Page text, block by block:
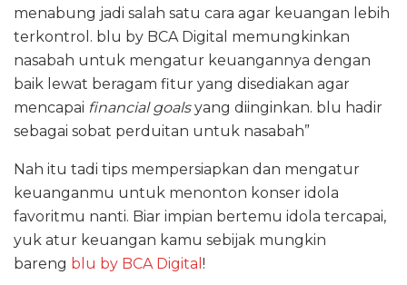
menabung jadi salah satu cara agar keuangan lebih
terkontrol. blu by BCA Digital memungkinkan
nasabah untuk mengatur keuangannya dengan
baik lewat beragam fitur yang disediakan agar
mencapai financial goalsyang diinginkan. blu hadir
sebagai sobat perduitan untuk nasabah”
Nah itu tadi tips mempersiapkan dan mengatur
keuanganmu untuk menonton konser idola
favoritmu nanti. Biar impian bertemu idola tercapai,
yuk atur keuangan kamu sebijak mungkin
bareng blu by BCA Digital !